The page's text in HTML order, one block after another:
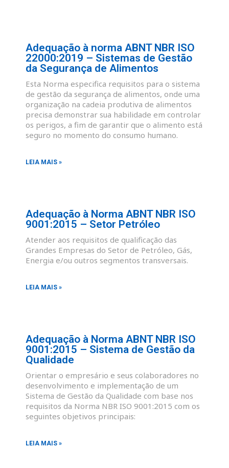
Adequação à norma ABNT NBR ISO
22000:2019 – Sistemas de Gestão
da Segurança de Alimentos
Esta Norma especifica requisitos para o sistema
de gestão da segurança de alimentos, onde uma
organização na cadeia produtiva de alimentos
precisa demonstrar sua habilidade em controlar
os perigos, a fim de garantir que o alimento está
seguro no momento do consumo humano.
LEIA MAIS »
Adequação à Norma ABNT NBR ISO
9001:2015 – Setor Petróleo
Atender aos requisitos de qualificação das
Grandes Empresas do Setor de Petróleo, Gás,
Energia e/ou outros segmentos transversais.
LEIA MAIS »
Adequação à Norma ABNT NBR ISO
9001:2015 – Sistema de Gestão da
Qualidade
Orientar o empresário e seus colaboradores no
desenvolvimento e implementação de um
Sistema de Gestão da Qualidade com base nos
requisitos da Norma NBR ISO 9001:2015 com os
seguintes objetivos principais:
LEIA MAIS »